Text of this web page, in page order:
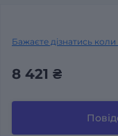
Бажаєте дізнатись коли
8 421 ₴